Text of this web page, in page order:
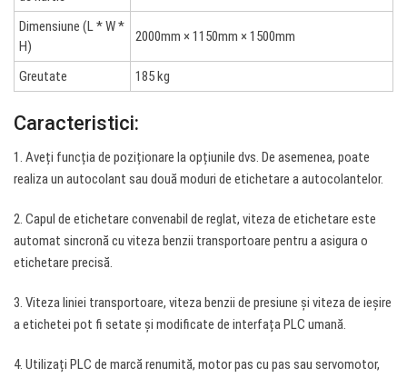
Dimensiune (L * W *
H)
2000mm × 1150mm × 1500mm
Greutate 185 kg
Caracteristici:
1. Aveți funcția de poziționare la opțiunile dvs. De asemenea, poate
realiza un autocolant sau două moduri de etichetare a autocolantelor.
2. Capul de etichetare convenabil de reglat, viteza de etichetare este
automat sincronă cu viteza benzii transportoare pentru a asigura o
etichetare precisă.
3. Viteza liniei transportoare, viteza benzii de presiune și viteza de ieșire
a etichetei pot fi setate și modificate de interfața PLC umană.
4. Utilizați PLC de marcă renumită, motor pas cu pas sau servomotor,